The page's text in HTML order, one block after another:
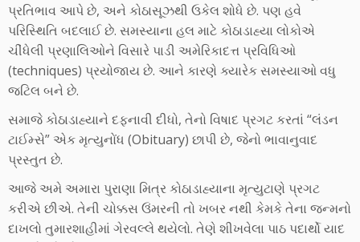
પ્રતિભાવ આપે છે, અને કોઠાસૂઝથી ઉકેલ શોધે છે. પણ હવે
પરિસ્થિતિ બદલાઈ છે. સમસ્યાના હલ માટે કોઠાડાહ્યા લોકોએ
ચીંધેલી પ્રણાલિઓને વિસારે પાડી અમેરિકાદત્ત પ્રવિધિઓ
(techniques) પ્રયોજાય છે. આને કારણે ક્યારેક સમસ્યાઓ વધુ
જટિલ બને છે.
સમાજે કોઠાડાહ્યાને દફનાવી દીધો, તેનો વિષાદ પ્રગટ કરતાં “લંડન
ટાઈમ્સે” એક મૃત્યુનોંધ (Obituary) છાપી છે, જેનો ભાવાનુવાદ
પ્રસ્તુત છે.
આજે અમે અમારા પુરાણા મિત્ર કોઠાડાહ્યાના મૃત્યુટાણે પ્રગટ
કરીએ છીએ. તેની ચોક્કસ ઉંમરની તો ખબર નથી કેમકે તેના જન્મનો
દાખલો તુમારશાહીમાં ગેરવલ્લે થયેલો. તેણે શીખવેલા પાઠ પદાર્થો યાદ